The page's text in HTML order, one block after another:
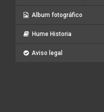
Album fotográfico
Hume Historia
Aviso legal